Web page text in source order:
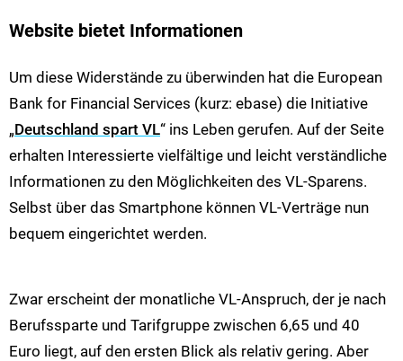
Website bietet Informationen
Um diese Widerstände zu überwinden hat die European
Bank for Financial Services (kurz: ebase) die Initiative
„Deutschland spart VL“ ins Leben gerufen. Auf der Seite
erhalten Interessierte vielfältige und leicht verständliche
Informationen zu den Möglichkeiten des VL-Sparens.
Selbst über das Smartphone können VL-Verträge nun
bequem eingerichtet werden.
Zwar erscheint der monatliche VL-Anspruch, der je nach
Berufssparte und Tarifgruppe zwischen 6,65 und 40
Euro liegt, auf den ersten Blick als relativ gering. Aber